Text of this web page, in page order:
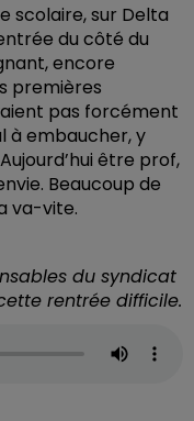
scolaire, sur Delta
du côté du
encore
premières
pas forcément
à embaucher, y
être prof,
Beaucoup de
va-vite.
du syndicat
rentrée difficile.